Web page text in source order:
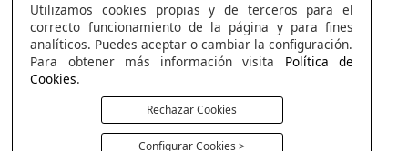
Utilizamos cookies propias y de terceros para el
correcto funcionamiento de la página y para fines
analíticos. Puedes aceptar o cambiar la configuración.
Para obtener más información visita Política de
Cookies.
Rechazar Cookies
Configurar Cookies >